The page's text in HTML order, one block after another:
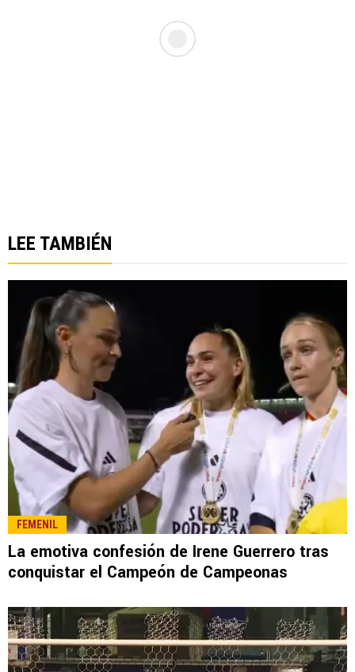
LEE TAMBIÉN
FEMENIL
La emotiva confesión de Irene Guerrero tras
conquistar el Campeón de Campeonas